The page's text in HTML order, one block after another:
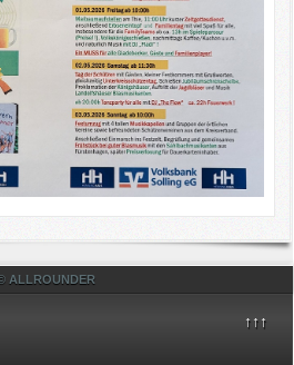
ALLROUNDER
↑↑↑